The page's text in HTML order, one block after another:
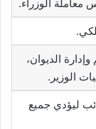
معاملة الوزراء.
الديوان،
الوزير.
ليؤدي جميع